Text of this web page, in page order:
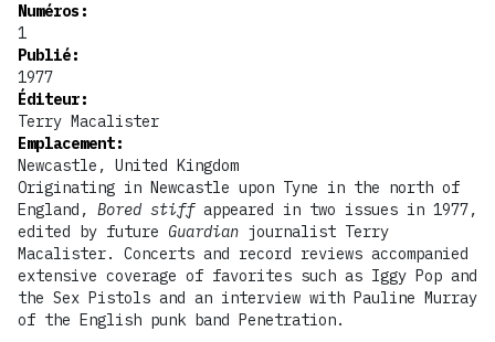
Numéros :
1
Publié:
1977
Éditeur:
Terry Macalister
Emplacement:
Newcastle, United Kingdom
Originating in Newcastle upon Tyne in the north of
England, Bored stiffappeared in two issues in 1977,
edited by future Guardian journalist Terry
Macalister. Concerts and record reviews accompanied
extensive coverage of favorites such as Iggy Pop and
the Sex Pistols and an interview with Pauline Murray
of the English punk band Penetration.